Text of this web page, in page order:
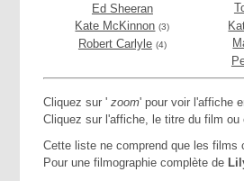
Ed Sheeran
Kate McKinnon (3)
Robert Carlyle (4)
Cliquez sur ' zoom' pour voir l'affiche
Cliquez sur l'affiche, le titre du film
Cette liste ne comprend que les films
Pour une filmographie complète de